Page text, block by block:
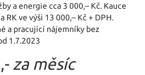
a energie cca 3 000,– Kč. Kauce
RK ve výši 13 000,– Kč + DPH.
a pracující nájemníky bez
1.7.2023
za měsíc